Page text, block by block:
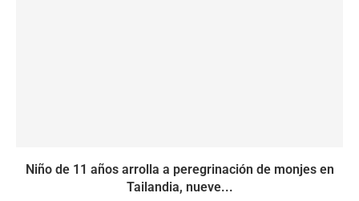
Niño de 11 años arrolla a peregrinación de monjes en
Tailandia, nueve...